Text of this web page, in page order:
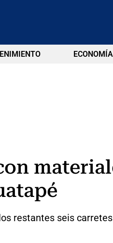
ECONOMÍA
restantes seis